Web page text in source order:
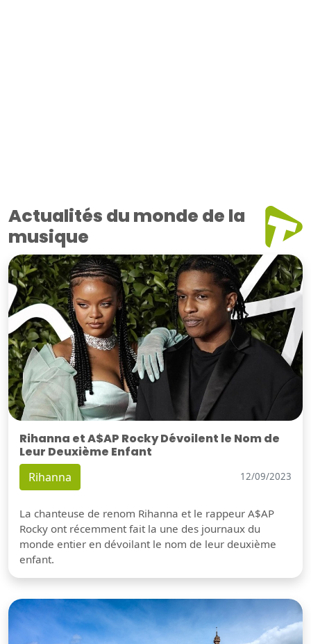
Actualités du monde de la
musique
Rihanna et A$AP Rocky Dévoilent le Nom de
Leur Deuxième Enfant
Rihanna 12/09/2023
La chanteuse de renom Rihanna et le rappeur A$AP
Rocky ont récemment fait la une des journaux du
monde entier en dévoilant le nom de leur deuxième
enfant.